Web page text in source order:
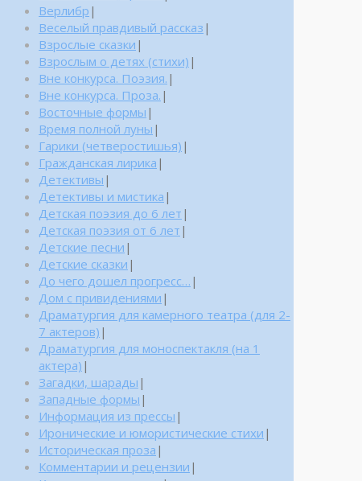
Верлибр |
Веселый правдивый рассказ |
Взрослые сказки |
Взрослым о детях (стихи) |
Вне конкурса. Поэзия. |
Вне конкурса. Проза. |
Восточные формы |
Время полной луны |
Гарики (четверостишья) |
Гражданская лирика |
Детективы |
Детективы и мистика |
Детская поэзия до 6 лет |
Детская поэзия от 6 лет |
Детские песни |
Детские сказки |
До чего дошел прогресс… |
Дом с привидениями |
Драматургия для камерного театра (для 2-
7 актеров) |
Драматургия для моноспектакля (на 1
актера) |
Загадки, шарады |
Западные формы |
Информация из прессы |
Иронические и юмористические стихи |
Историческая проза |
Комментарии и рецензии |